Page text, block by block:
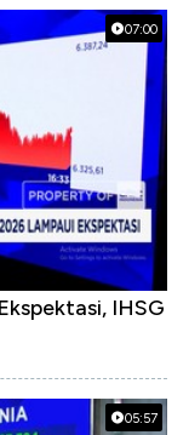
07:00
IHSG
05:57